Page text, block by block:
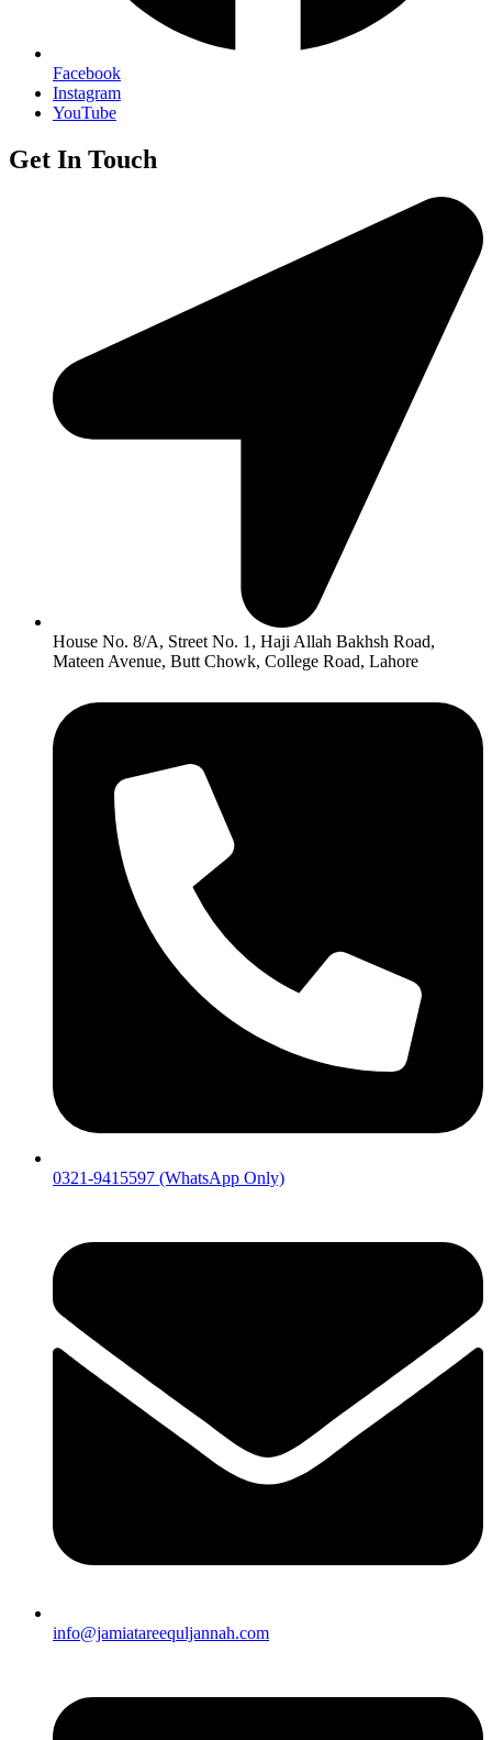
Facebook
Instagram
YouTube
Get In Touch
House No. 8/A, Street No. 1, Haji Allah Bakhsh Road,
Mateen Avenue, Butt Chowk, College Road, Lahore
0321-9415597 (WhatsApp Only)
info@jamiatareequljannah.com